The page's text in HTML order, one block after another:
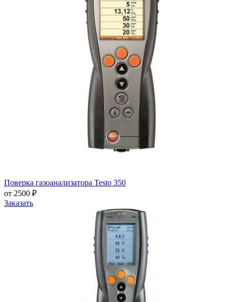
Поверка газоанализатора Testo 350
от 2500 ₽
Заказать